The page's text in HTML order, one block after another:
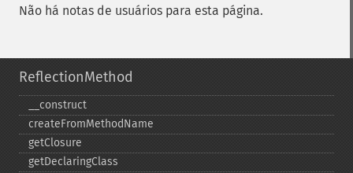
Não há notas de usuários para esta página.
ReflectionMethod
_​_​construct
createFromMethodName
getClosure
getDeclaringClass